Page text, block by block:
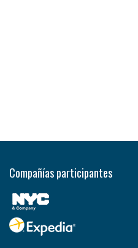
Compañías participantes